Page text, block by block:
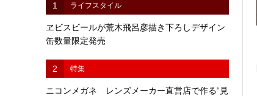
1 ライフスタイル
ヱビスビールが荒木飛呂彦描き下ろしデザイン
缶数量限定発売
2 特集
ニコンメガネ レンズメーカー直営店で作る“見